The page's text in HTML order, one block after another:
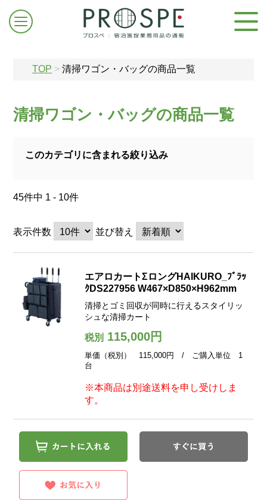
TOP > 清掃ワゴン・バッグの商品一覧
清掃ワゴン・バッグの商品一覧
このカテゴリに含まれる絞り込み
45件中 1 - 10件
表示件数 並び替え
エアロカートΣロングHAIKURO_ﾌﾞﾗｯ
ｸDS227956 W467×D850×H962mm
清掃とゴミ回収が同時に行えるスタイリッ
シュな清掃カート
税別115,000円
単価（税別） 115,000円 / ご購入単位 1
台
※本商品は別途送料を申し受けしま
す。